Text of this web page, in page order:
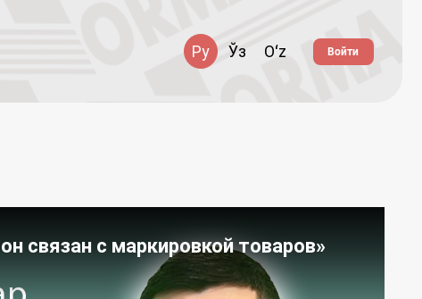
Ру Ўз Oʻz Войти
связан с маркировкой товаров»